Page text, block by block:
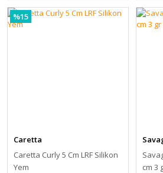
%15
Caretta
Caretta Curly 5 Cm LRF Silikon
Yem
cm 3